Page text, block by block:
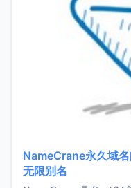
NameCrane永久域
无限别名